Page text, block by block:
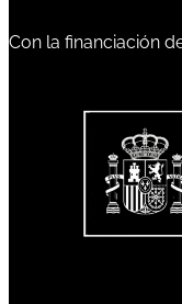
Con la financiación